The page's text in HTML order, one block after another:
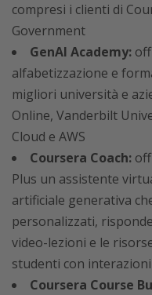
compresi i clienti di
Government
GenAI Academy:
alfabetizzazione e
migliori università e
Online, Vanderbilt
Cloud e AWS
Coursera Coach:
Plus un assistente
artificiale generativa
personalizzati,
video-lezioni e le
studenti con
Coursera Course